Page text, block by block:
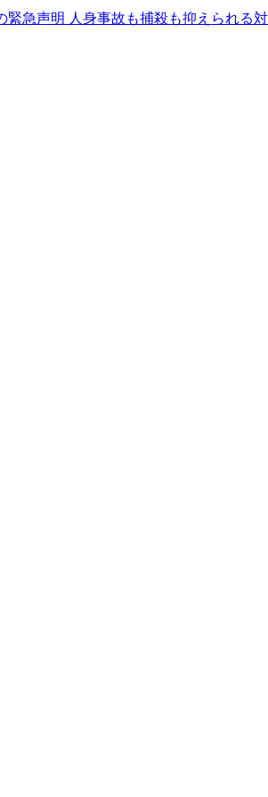
急声明 人身事故も捕殺も抑えられる